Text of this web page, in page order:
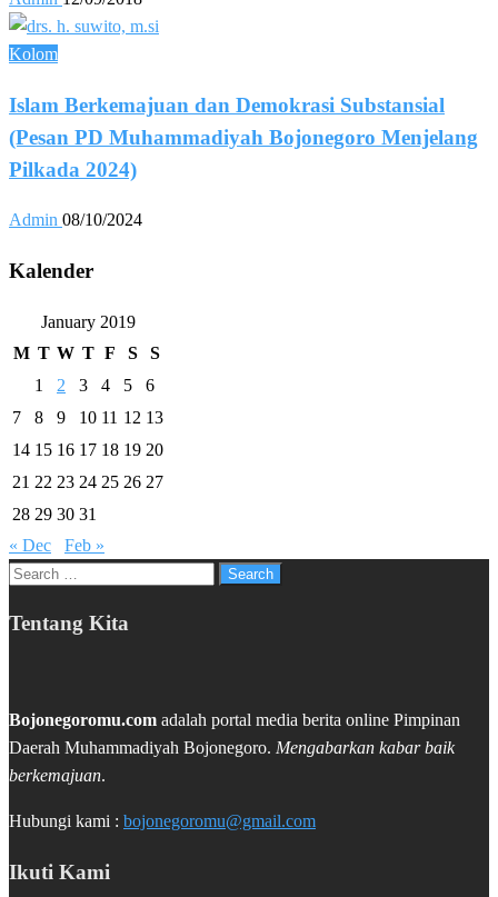
Kolom
Islam Berkemajuan dan Demokrasi Substansial
(Pesan PD Muhammadiyah Bojonegoro Menjelang
Pilkada 2024)
Admin 08/10/2024
Kalender
January 2019
M T W T F S
S
1
2 3 4 5
6
7
8 9 10 11 12 13
14 15 16 17 18 19 20
21 22 23 24 25 26 27
28 29 30 31
« Dec
Feb »
Search
Tentang Kita
Bojonegoromu.com adalah portal media berita online Pimpinan
Daerah Muhammadiyah Bojonegoro. Mengabarkan kabar baik
berkemajuan.
Hubungi kami : bojonegoromu@gmail.com
Ikuti Kami